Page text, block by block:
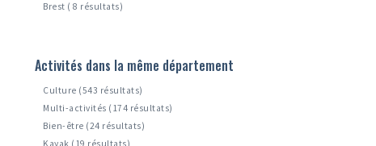
Brest ( 8 résultats)
Activités dans la même département
Culture (543 résultats)
Multi-activités (174 résultats)
Bien-être (24 résultats)
Kayak (19 résultats)